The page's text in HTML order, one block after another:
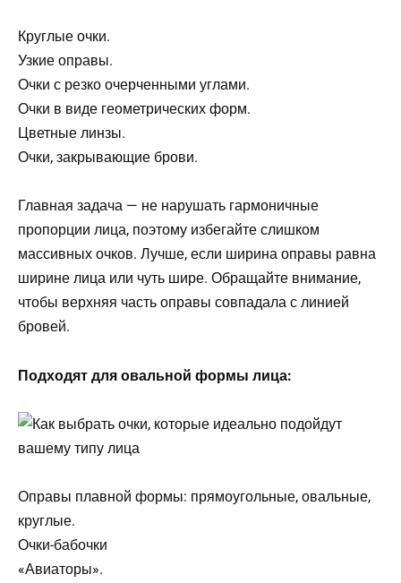
Круглые очки.
Узкие оправы.
Очки с резко очерченными углами.
Очки в виде геометрических форм.
Цветные линзы.
Очки, закрывающие брови.
Главная задача — не нарушать гармоничные
пропорции лица, поэтому избегайте слишком
массивных очков. Лучше, если ширина оправы равна
ширине лица или чуть шире. Обращайте внимание,
чтобы верхняя часть оправы совпадала с линией
бровей.
Подходят для овальной формы лица:
Оправы плавной формы: прямоугольные, овальные,
круглые.
Очки-бабочки
«Авиаторы».